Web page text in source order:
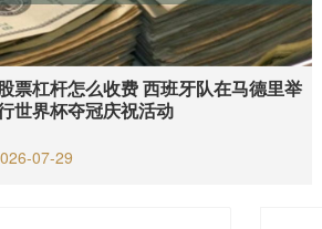
票杠杆怎么收费 西班牙队在马德里举
世界杯夺冠庆祝活动
07-29